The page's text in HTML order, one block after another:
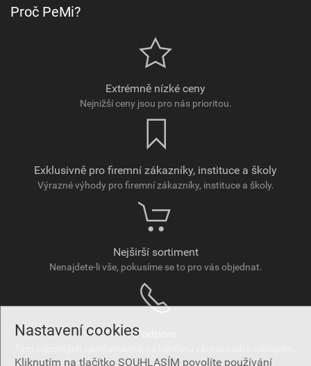
Nastavení cookies
Kliknutím na tlačítko SOUHLASÍM povolíte používání
Proč PeMi?
Extrémně nízké ceny
Nejnižší ceny jsou pro nás prioritou.
Exklusivně pro firemní zákazníky, instituce a školy
Výrazné výhody pro firemní zákazníky, instituce a školy.
Nejširší sortiment
Nenajdete-li vše, pokusíme se to pro vás objednat.
Podpora